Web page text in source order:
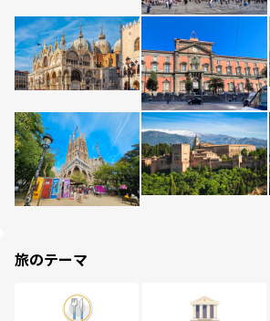
旅のテーマ